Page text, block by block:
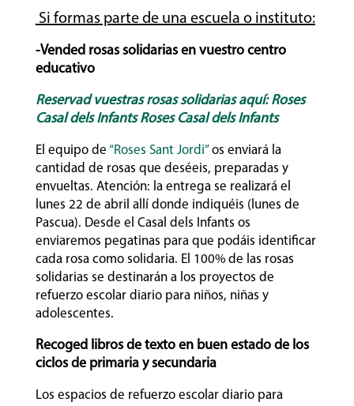
Si formas parte de una escuela o instituto:
-Vended rosas solidarias en vuestro centro
educativo
Reservad vuestras rosas solidarias aquí: Roses
Casal dels Infants Roses Casal dels Infants
El equipo de “Roses Sant Jordi”os enviará la
cantidad de rosas que deséeis, preparadas y
envueltas. Atención: la entrega se realizará el
lunes 22 de abril allí donde indiquéis (lunes de
Pascua). Desde el Casal dels Infants os
enviaremos pegatinas para que podáis identificar
cada rosa como solidaria. El 100% de las rosas
solidarias se destinarán a los proyectos de
refuerzo escolar diario para niños, niñas y
adolescentes.
Recoged libros de texto en buen estado de los
ciclos de primaria y secundaria
Los espacios de refuerzo escolar diario para